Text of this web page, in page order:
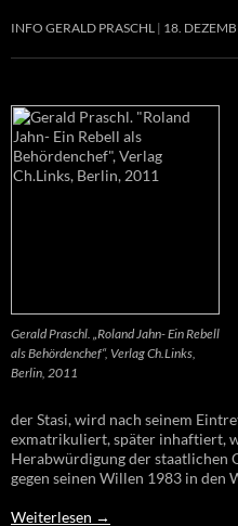
INFO GERALD PRASCHL 18.
Gerald Praschl. „Roland Jahn- Ein Rebell
als Behördenchef“, Verlag Ch.Links,
Berlin, 2011
der Stasi, wird nach seinem
exmatrikuliert, später inhaftiert,
Herabwürdigung der staatlichen
gegen seinen Willen 1983 in den
Weiterlesen →